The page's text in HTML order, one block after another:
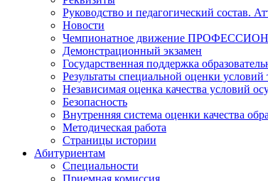
Руководство и педагогический состав.
Новости
Чемпионатное движение
Демонстрационный экзамен
Государственная поддержка
Результаты специальной оценки условий
Независимая оценка качества условий
Безопасность
Внутренняя система оценки качества
Методическая работа
Страницы истории
Абитуриентам
Специальности
Приемная комиссия